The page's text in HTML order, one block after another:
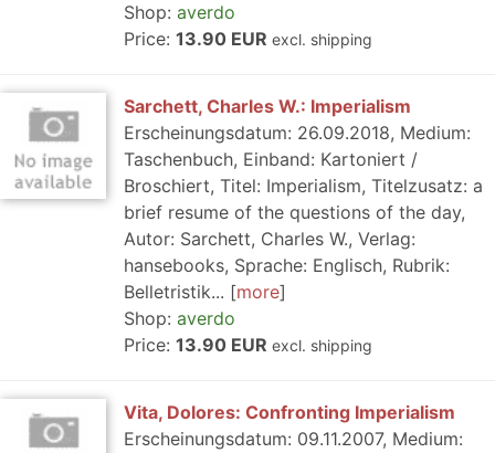
Shop: averdo
Price: 13.90 EUR excl. shipping
Sarchett, Charles W.: Imperialism
Erscheinungsdatum: 26.09.2018, Medium:
Taschenbuch, Einband: Kartoniert /
Broschiert, Titel: Imperialism, Titelzusatz: a
brief resume of the questions of the day,
Autor: Sarchett, Charles W., Verlag:
hansebooks, Sprache: Englisch, Rubrik:
Belletristik...
more
Shop: averdo
Price: 13.90 EUR excl. shipping
Vita, Dolores: Confronting Imperialism
Erscheinungsdatum: 09.11.2007, Medium: